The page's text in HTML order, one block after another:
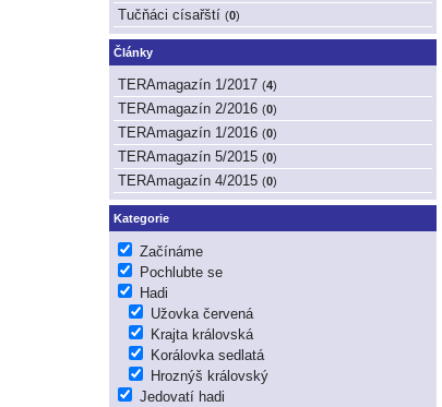
Tučňáci císařští (0)
Články
TERAmagazín 1/2017 (4)
TERAmagazín 2/2016 (0)
TERAmagazín 1/2016 (0)
TERAmagazín 5/2015 (0)
TERAmagazín 4/2015 (0)
Kategorie
Začínáme
Pochlubte se
Hadi
Užovka červená
Krajta královská
Korálovka sedlatá
Hroznýš královský
Jedovatí hadi